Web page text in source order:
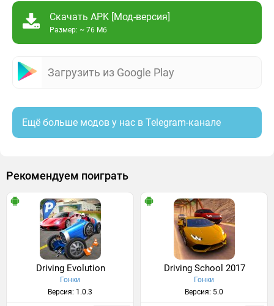
Скачать APK [Мод-версия]
Размер: ~ 76 Мб
Загрузить из Google Play
Ещё больше модов у нас в Telegram-канале
Рекомендуем поиграть
Driving Evolution
Гонки
Версия: 1.0.3
Driving School 2017
Гонки
Версия: 5.0